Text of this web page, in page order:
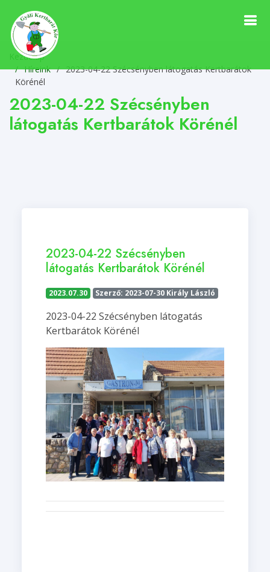
Kezdőlap
Híreink / 2023-04-22 Szécsényben látogatás Kertbarátok
Körénél
2023-04-22 Szécsényben
látogatás Kertbarátok Körénél
2023-04-22 Szécsényben
látogatás Kertbarátok Körénél
2023.07.30 Szerző: 2023-07-30 Király László
2023-04-22 Szécsényben látogatás
Kertbarátok Körénél